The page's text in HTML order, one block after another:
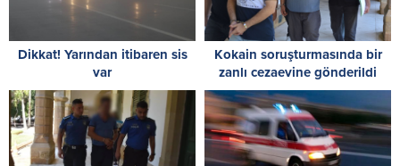
Dikkat! Yarından itibaren sis
var
Kokain soruşturmasında bir
zanlı cezaevine gönderildi